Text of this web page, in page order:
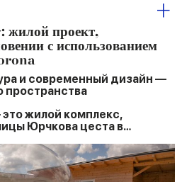
жилой проект,
с использованием
и современный дизайн —
пространства
жилой комплекс,
Юрчкова цеста в…